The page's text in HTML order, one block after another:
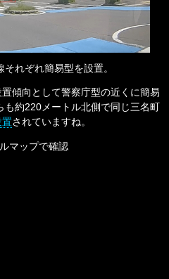
れぞれ簡易型を設置。
傾向として警察庁型の近くに簡易
約220メートル北側で同じ三名町
置されていますね。
マップで確認